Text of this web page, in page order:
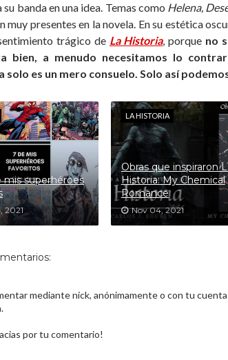
banda en una idea. Temas como Helena,
muy presentes en la novela. En su estética
trágico de La Historia, porque no
bien, a menudo necesitamos lo
solo es un mero consuelo. Solo así
mis superhéroes
2021
LA HISTORIA
Obras que inspiraron
Historia: My Chemical
Romance
Nov 04, 2021
mediante nick, anónimamente o con tu
por tu comentario!